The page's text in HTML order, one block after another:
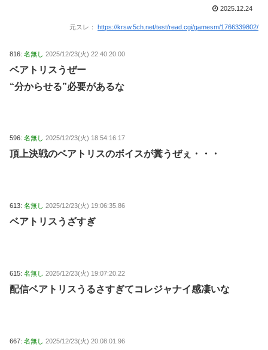
2025.12.24
元スレ： https://krsw.5ch.net/test/read.cgi/gamesm/1766339802/
816: 名無し 2025/12/23(火) 22:40:20.00
ベアトリスうぜー
“分からせる”必要があるな
596: 名無し 2025/12/23(火) 18:54:16.17
頂上決戦のベアトリスのボイスが糞うぜぇ・・・
613: 名無し 2025/12/23(火) 19:06:35.86
ベアトリスうざすぎ
615: 名無し 2025/12/23(火) 19:07:20.22
配信ベアトリスうるさすぎてコレジャナイ感凄いな
667: 名無し 2025/12/23(火) 20:08:01.96